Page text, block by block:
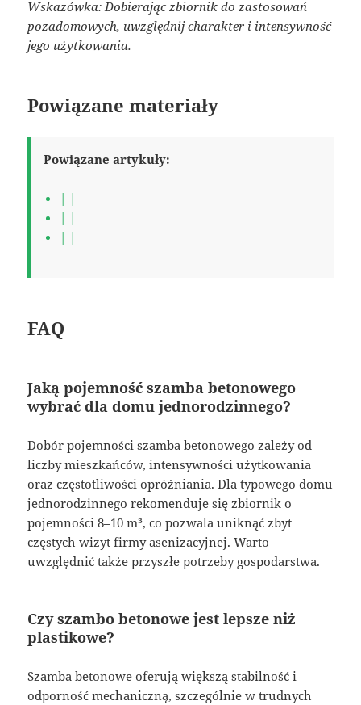
Wskazówka: Dobierając zbiornik do zastosowań
pozadomowych, uwzględnij charakter i intensywność
jego użytkowania.
Powiązane materiały
Powiązane artykuły:
| |
| |
| |
FAQ
Jaką pojemność szamba betonowego
wybrać dla domu jednorodzinnego?
Dobór pojemności szamba betonowego zależy od
liczby mieszkańców, intensywności użytkowania
oraz częstotliwości opróżniania. Dla typowego domu
jednorodzinnego rekomenduje się zbiornik o
pojemności 8–10 m³, co pozwala uniknąć zbyt
częstych wizyt firmy asenizacyjnej. Warto
uwzględnić także przyszłe potrzeby gospodarstwa.
Czy szambo betonowe jest lepsze niż
plastikowe?
Szamba betonowe oferują większą stabilność i
odporność mechaniczną, szczególnie w trudnych